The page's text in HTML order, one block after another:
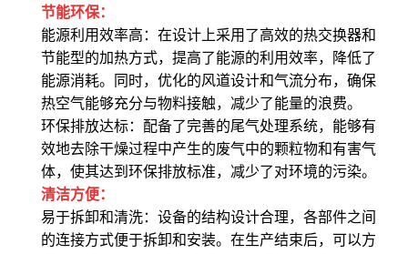
节能环保：
能源利用效率高 ：在设计上采用了高效的热交换器和
节能型的加热方式，提高了能源的利用效率，降低了
能源消耗。同时，优化的风道设计和气流分布，确保
热空气能够充分与物料接触，减少了能量的浪费。
环保排放达标：配备了完善的尾气处理系统，能够有
效地去除干燥过程中产生的废气中的颗粒物和有害气
体，使其达到环保排放标准，减少了对环境的污染。
清洁方便：
易于拆卸和清洗：设备的结构设计合理，各部件之间
的连接方式便于拆卸和安装。在生产结束后，可以方